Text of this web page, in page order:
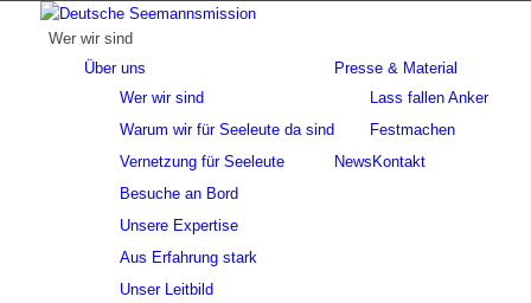
Wer wir sind
Über uns
Wer wir sind
Warum wir für Seeleute da sind
Vernetzung für Seeleute
Besuche an Bord
Unsere Expertise
Aus Erfahrung stark
Unser Leitbild
Presse & Material
Lass fallen Anker
Festmachen
News Kontakt